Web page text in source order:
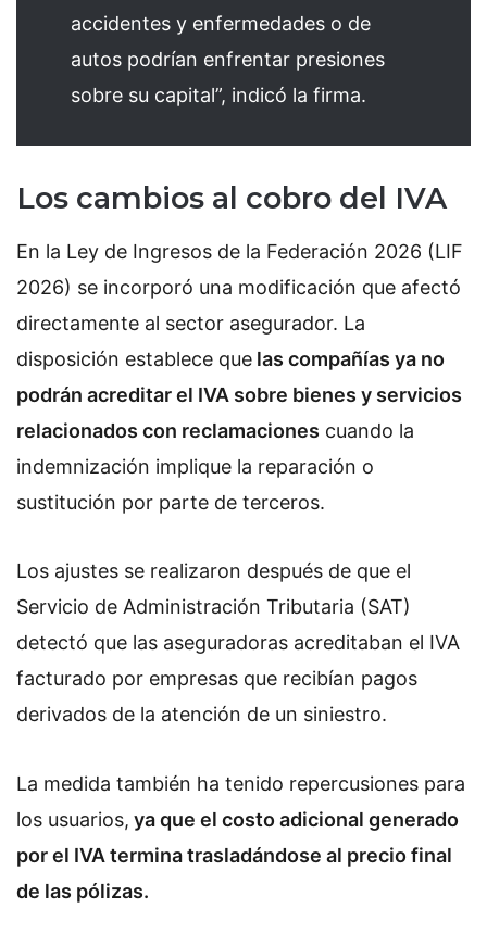
accidentes y enfermedades o de
autos podrían enfrentar presiones
sobre su capital”, indicó la firma.
Los cambios al cobro del IVA
En la Ley de Ingresos de la Federación 2026 (LIF
2026) se incorporó una modificación que afectó
directamente al sector asegurador. La
disposición establece que las compañías ya no
podrán acreditar el IVA sobre bienes y servicios
relacionados con reclamaciones cuando la
indemnización implique la reparación o
sustitución por parte de terceros.
Los ajustes se realizaron después de que el
Servicio de Administración Tributaria (SAT)
detectó que las aseguradoras acreditaban el IVA
facturado por empresas que recibían pagos
derivados de la atención de un siniestro.
La medida también ha tenido repercusiones para
los usuarios, ya que el costo adicional generado
por el IVA termina trasladándose al precio final
de las pólizas.